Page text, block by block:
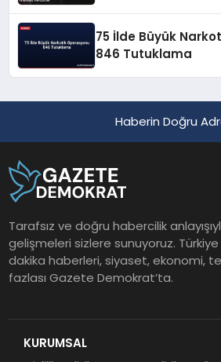
75 İlde Büyük
846 Tutuklama
Haberin Doğru
Tarafsız ve doğru habercilik
gelişmeleri sizlere sunuyoruz.
dakika haberleri, siyaset, ekonomi,
fazlası Gazete Demokrat’ta.
KURUMSAL